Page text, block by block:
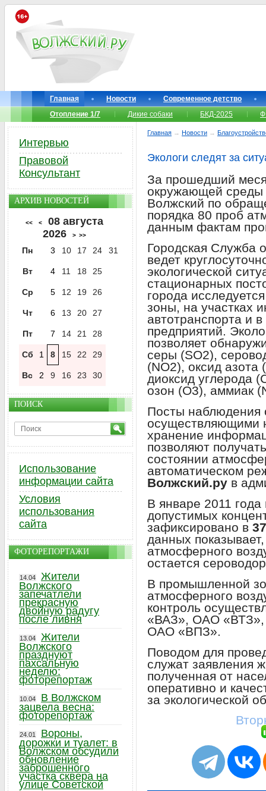
Главная Новости
Современное детство
Отопление 1/7
Дикие собаки БКД-2025
Главная → Новости →
Экологи следят за
За прошедший
окружающей среды
Волжский по
порядка 80 проб
данным фактам
Городская Служба
ведет
экологической
стационарных
города
зоны, на участках
автотранспорта и
предприятий.
позволяет
серы (SO2),
(NO2), оксид азота
диоксид углерода
озон (O3), аммиак
Посты наблюдения
осуществляющими
хранение
позволяют
состоянии
автоматическом
Волжский.ру в
В январе 2011
допустимых
зафиксировано в 37
данных
атмосферного
остается
В промышленной
атмосферного
контроль
«ВАЗ», ОАО «ВТЗ»,
ОАО «ВПЗ».
Поводом для
служат заявления
полученная от
оперативно и
за экологической
Интервью
Правовой
Консультант
АРХИВ НОВОСТЕЙ
<< <
08 августа
2026
> >>
Пн 3 10 17 24 31
Вт 4 11 18 25
Ср 5 12 19 26
Чт 6 13 20 27
Пт 7 14 21 28
Сб 1 8 15 22 29
Вс 2 9 16 23 30
ПОИСК
Использование
информации сайта
Условия
использования
сайта
ФОТОРЕПОРТАЖИ
14.04
Жители
Волжского
запечатлели
прекрасную
двойную радугу
после ливня
13.04
Жители
Волжского
празднуют
пахсальную
неделю:
фоторепортаж
10.04
В Волжском
зацвела весна:
фоторепортаж
24.01
Вороны,
дорожки и туалет: в
Волжском обсудили
обновление
заброшенного
участка сквера на
улице Советской